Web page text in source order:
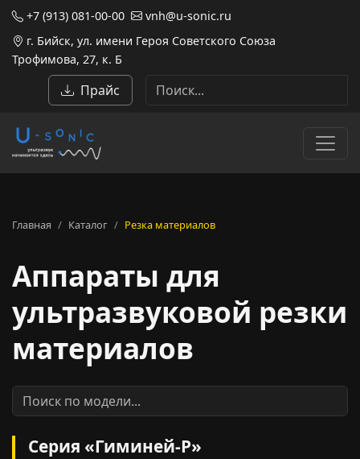
+7 (913) 081-00-00
vnh@u-sonic.ru
г. Бийск, ул. имени Героя Советского Союза
Трофимова, 27, к. Б
Прайс
Главная Каталог Резка материалов
Аппараты для
ультразвуковой резки
материалов
Серия «Гиминей-Р»